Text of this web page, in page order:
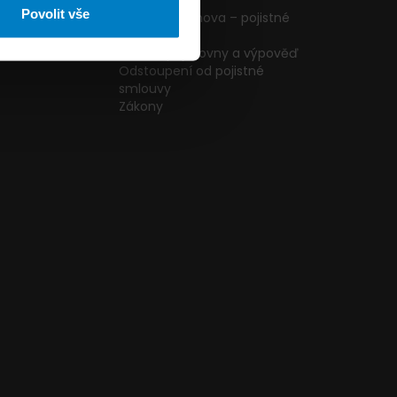
Povolit vše
Pojištění domova – pojistné
podmínky
Změna pojišťovny a výpověď
Odstoupení od pojistné
smlouvy
Zákony